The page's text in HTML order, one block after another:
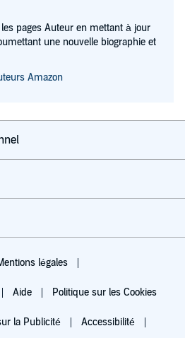
pages Auteur en mettant à jour
une nouvelle biographie et
Amazon
légales
Aide Politique sur les Cookies
la Publicité Accessibilité